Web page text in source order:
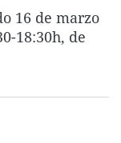
rosa de los vientos
viajera
Viuda
16 de marzo
18:30h, de